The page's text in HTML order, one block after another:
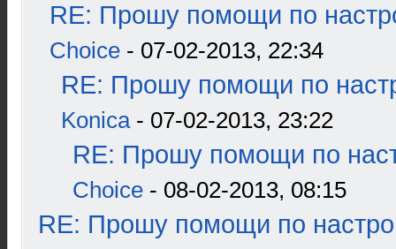
RE: Прошу помощи по
Choice - 07-02-2013, 22:34
RE: Прошу помощи по
Konica- 07-02-2013, 23:22
RE: Прошу помощи по
Choice - 08-02-2013, 08:15
RE: Прошу помощи по